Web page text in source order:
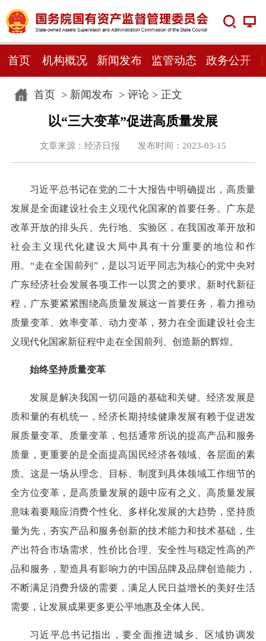
首页 机构概况 新闻发布 监管动态 政务公开
首页> 新闻发布> 评论 > 正文
以“三大变革”促进高质量发展
文章来源：经济日报 发布时间：2023-03-15
习近平总书记在党的二十大报告中明确提出，高质量
发展是全面建设社会主义现代化国家的首要任务。广东是
改革开放的排头兵、先行地、实验区，在我国改革开放和
社会主义现代化建设大局中具有十分重要的地位和作
用。“走在全国前列”，是以习近平同志为核心的党中央对
广东经济社会发展各项工作一以贯之的要求。新时代新征
程，广东要紧紧围绕高质量发展这一首要任务，着力推动
质量变革、效率变革、动力变革，努力在全面建设社会主
义现代化国家新征程中走在全国前列、创造新的辉煌。
始终坚持质量变革
发展是解决我国一切问题的基础和关键。经济发展是
质和量的有机统一，经济长期持续健康发展有赖于促进发
展质量变革。质量变革，包括通常所说的提高产品和服务
质量，更重要的是全面提高国民经济各领域、各层面的素
质。这是一场从理念、目标、制度到具体领域工作细节的
全方位变革，是高质量发展的题中应有之义。高质量发展
意味着要顺应消费个性化、多样化发展的大趋势，坚持质
量为先，夯实产品和服务创新的技术能力和技术基础，生
产出符合市场需求、性价比合理、安全性与稳定性高的产
品和服务，塑造具有影响力的中国品牌及品牌创造能力，
不断满足消费升级的需要，满足人民日益增长的美好生活
需要，让发展成果更多更公平地惠及全体人民。
习近平总书记指出，要全面推进城乡、区域协调发